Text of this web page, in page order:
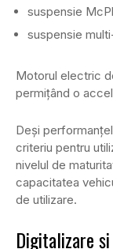
suspensie
suspensie
Motorul electric
permițând o
Deși
criteriu pentru
nivelul de
capacitatea
de utilizare.
Digitalizare